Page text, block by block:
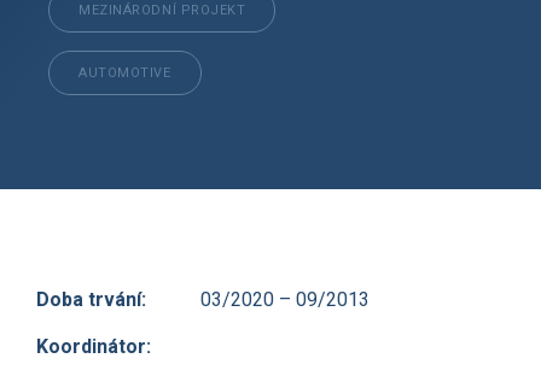
MEZINÁRODNÍ PROJEKT
AUTOMOTIVE
Doba trvání: 03/2020 – 09/2013
Koordinátor: